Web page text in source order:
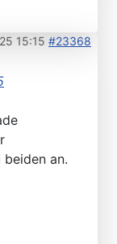
15:15 #23368
beiden an.